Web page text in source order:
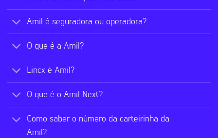
Amil é seguradora ou operadora?
O que é a Amil?
Lincx é Amil?
O que é o Amil Next?
Como saber o número da carteirinha da
Amil?